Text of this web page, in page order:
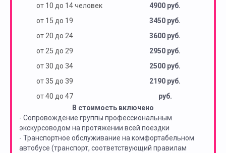
от 10 до 14 человек
4900 руб.
от 15 до 19
3450 руб.
от 20 до 24
3600 руб.
от 25 до 29
2950 руб.
от 30 до 34
2500 руб.
от 35 до 39
2190 руб.
от 40 до 47
руб.
В стоимость включено
- Сопровождение группы профессиональным
экскурсоводом на протяжении всей поездки
- Транспортное обслуживание на комфортабельном
автобусе (транспорт, соответствующий правилам